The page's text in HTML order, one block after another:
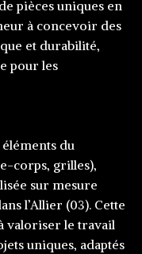
pièces uniques en
à concevoir des
et durabilité,
pour les
du
corps, grilles),
sur mesure
l’Allier (03). Cette
valoriser le travail
uniques, adaptés